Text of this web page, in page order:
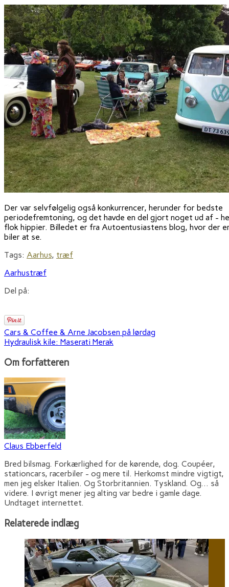
Der var selvfølgelig også konkurrencer, herunder for bedste
periodefremtoning, og det havde en del gjort noget ud af -
flok hippier. Billedet er fra Autoentusiastens blog, hvor der
biler at se.
Tags: Aarhus, træf
Aarhustræf
Del på:
Cars & Coffee & Arne Jacobsen på lørdag
Hydraulisk kile: Maserati Merak
Om forfatteren
Claus Ebberfeld
Bred bilsmag. Forkærlighed for de kørende, dog. Coupéer,
stationcars, racerbiler - og mere til. Herkomst mindre vigtigt,
men jeg elsker Italien. Og Storbritannien. Tyskland. Og... så
videre. I øvrigt mener jeg alting var bedre i gamle dage.
Undtaget internettet.
Relaterede indlæg